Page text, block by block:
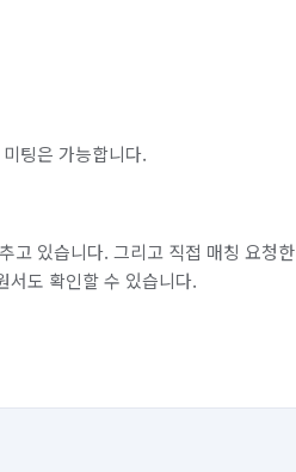
팅은 가능합니다.
고 있습니다. 그리고 직접 매칭 요청한
서도 확인할 수 있습니다.